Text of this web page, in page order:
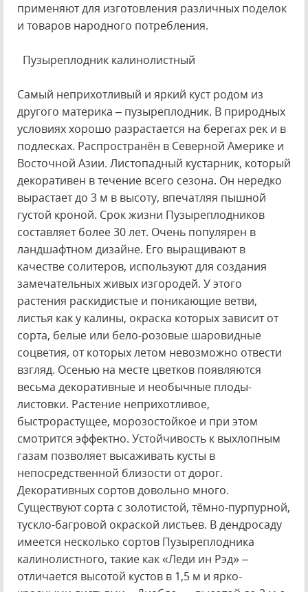
применяют для изготовления различных поделок
и товаров народного потребления.
Пузыреплодник калинолистный
Самый неприхотливый и яркий куст родом из
другого материка – пузыреплодник. В природных
условиях хорошо разрастается на берегах рек и в
подлесках. Распространён в Северной Америке и
Восточной Азии. Листопадный кустарник, который
декоративен в течение всего сезона. Он нередко
вырастает до 3 м в высоту, впечатляя пышной
густой кроной. Срок жизни Пузыреплодников
составляет более 30 лет. Очень популярен в
ландшафтном дизайне. Его выращивают в
качестве солитеров, используют для создания
замечательных живых изгородей. У этого
растения раскидистые и поникающие ветви,
листья как у калины, окраска которых зависит от
сорта, белые или бело-розовые шаровидные
соцветия, от которых летом невозможно отвести
взгляд. Осенью на месте цветков появляются
весьма декоративные и необычные плоды-
листовки. Растение неприхотливое,
быстрорастущее, морозостойкое и при этом
смотрится эффектно. Устойчивость к выхлопным
газам позволяет высаживать кусты в
непосредственной близости от дорог.
Декоративных сортов довольно много.
Существуют сорта с золотистой, тёмно-пурпурной,
тускло-багровой окраской листьев. В дендросаду
имеется несколько сортов Пузыреплодника
калинолистного, такие как «Леди ин Рэд» –
отличается высотой кустов в 1,5 м и ярко-